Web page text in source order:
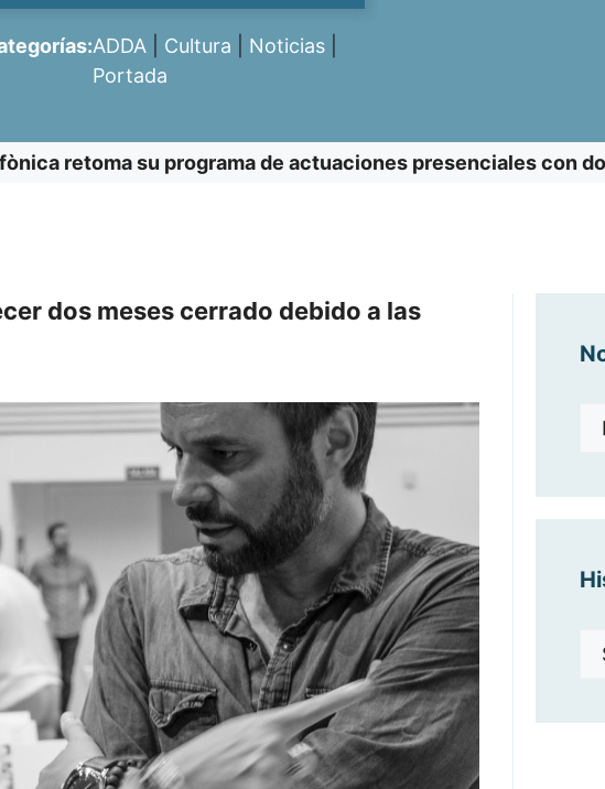
ADDA Cultura Noticias
Portada
retoma su programa de actuaciones presenciales con
dos meses cerrado debido a las